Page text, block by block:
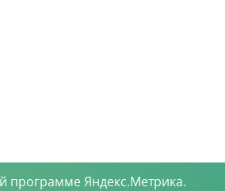
программе Яндекс.Метрика.